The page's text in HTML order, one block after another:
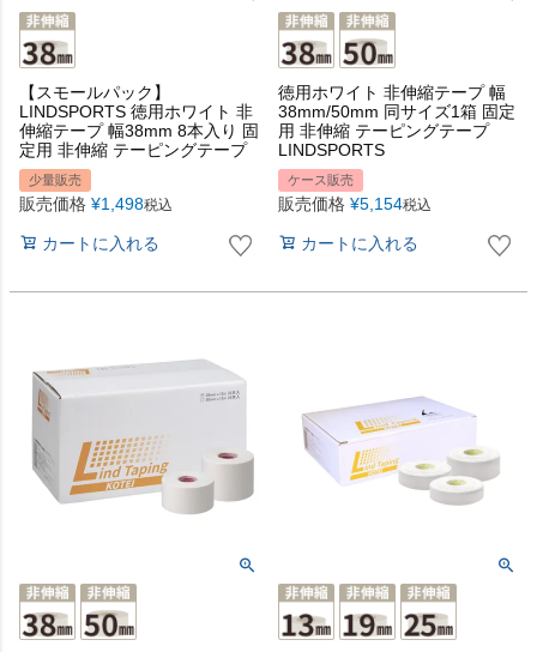
【スモールパック】
LINDSPORTS 徳用ホワイト 非
伸縮テープ 幅38mm 8本入り 固
定用 非伸縮 テーピングテープ
少量販売
販売価格 ¥1,498税込
カートに入れる
徳用ホワイト 非伸縮テープ 幅
38mm/50mm 同サイズ1箱 固定
用 非伸縮 テーピングテープ
LINDSPORTS
ケース販売
販売価格 ¥5,154税込
カートに入れる